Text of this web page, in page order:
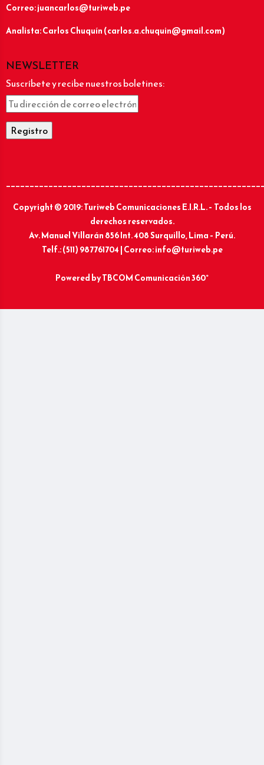
Correo: juancarlos@turiweb.pe
Analista: Carlos Chuquín (carlos.a.chuquin@gmail.com)
NEWSLETTER
Suscríbete y recibe nuestros boletines:
Copyright © 2019: Turiweb Comunicaciones E.I.R.L. – Todos los
derechos reservados.
Av. Manuel Villarán 856 Int. 408 Surquillo, Lima – Perú.
Telf.: (511) 987761704 | Correo: info@turiweb.pe
Powered byTBCOM Comunicación 360°